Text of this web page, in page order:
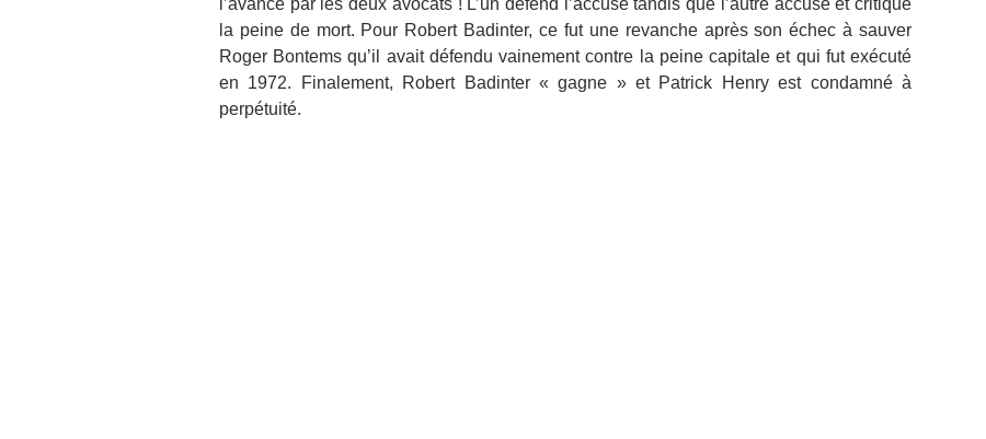
la peine de mort. Pour Robert Badinter, ce fut une revanche après son échec à sauver
Roger Bontems qu’il avait défendu vainement contre la peine capitale et qui fut exécuté
en 1972. Finalement, Robert Badinter « gagne » et Patrick Henry est condamné à
perpétuité.